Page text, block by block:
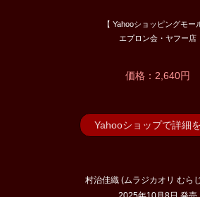
【 Yahooショッピングモー
エプロン会・ヤフー店
価格：2,640円
Yahooショップで詳細
村治佳織 (ムラジカオリ むら